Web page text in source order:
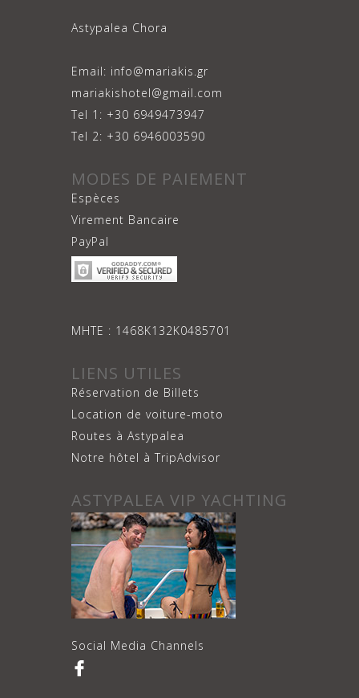
Astypalea Chora
Email: info@mariakis.gr
mariakishotel@gmail.com
Tel 1: +30 6949473947
Tel 2: +30 6946003590
MODES DE PAIEMENT
Espèces
Virement Bancaire
PayPal
ΜΗΤΕ : 1468Κ132Κ0485701
LIENS UTILES
Réservation de Billets
Location de voiture-moto
Routes à Astypalea
Notre hôtel à TripAdvisor
ASTYPALEA VIP YACHTING
Social Media Channels